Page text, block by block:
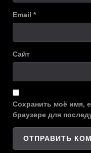
Email *
Сайт
Сохранить моё имя,
браузере для